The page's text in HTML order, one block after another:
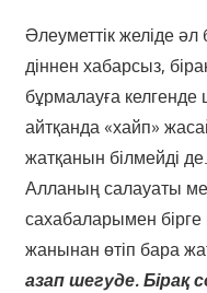
Әлеуметтік желіде
діннен хабарсыз,
бұрмалауға келгенде
айтқанда «хайп»
жатқанын білмейді
Алланың салауаты
сахабаларымен бірге
жанынан өтіп бара
азап шегуде. Бірақ